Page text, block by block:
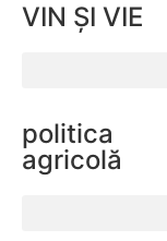
VIN ȘI VIE
politica
agricolă